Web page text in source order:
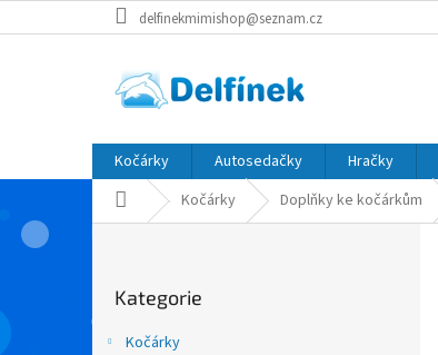
na
delfinekmimishop@seznam.cz
Kočárky Autosedačky Hračky
Domů Kočárky Doplňky ke kočárkům
r
kategorie
Kategorie
Kočárky